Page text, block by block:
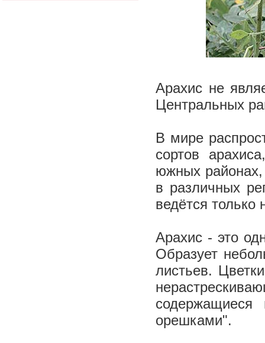
Арахис не
Центральных
В мире
сортов
южных районах,
в различных
ведётся только
Арахис - это
Образует
листьев.
орешками".